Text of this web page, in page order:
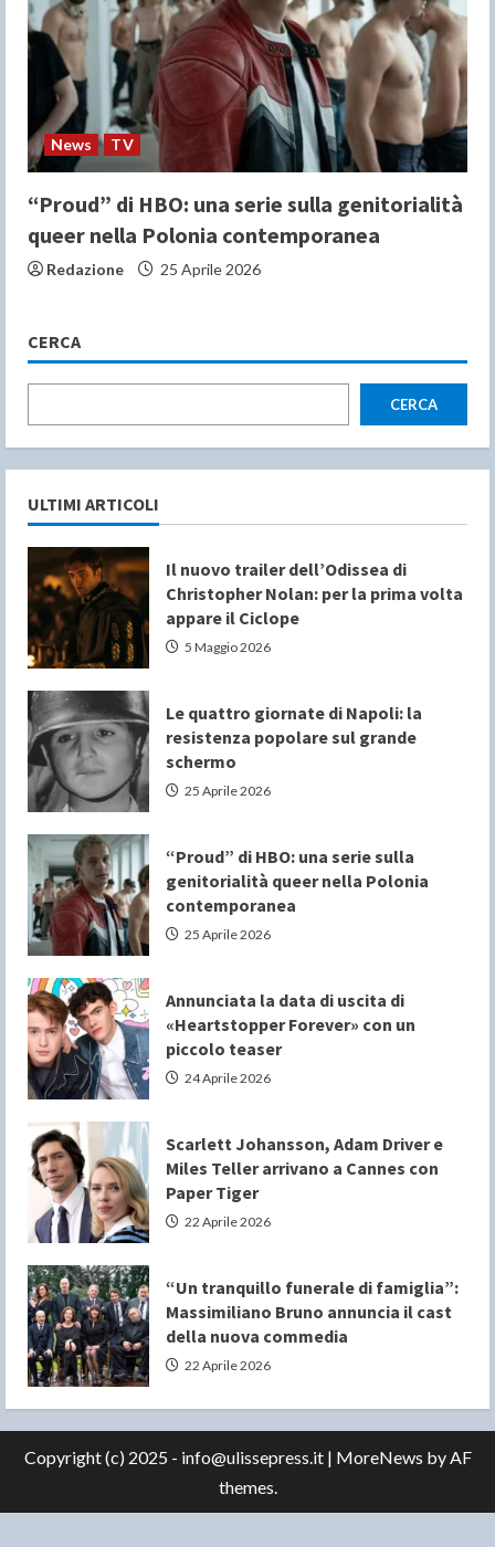
News TV
“Proud” di HBO: una serie sulla genitorialità
queer nella Polonia contemporanea
Redazione 25 Aprile 2026
CERCA
CERCA
ULTIMI ARTICOLI
Il nuovo trailer dell’Odissea di
Christopher Nolan: per la prima volta
appare il Ciclope
5 Maggio 2026
Le quattro giornate di Napoli: la
resistenza popolare sul grande
schermo
25 Aprile 2026
“Proud” di HBO: una serie sulla
genitorialità queer nella Polonia
contemporanea
25 Aprile 2026
Annunciata la data di uscita di
«Heartstopper Forever» con un
piccolo teaser
24 Aprile 2026
Scarlett Johansson, Adam Driver e
Miles Teller arrivano a Cannes con
Paper Tiger
22 Aprile 2026
“Un tranquillo funerale di famiglia”:
Massimiliano Bruno annuncia il cast
della nuova commedia
22 Aprile 2026
Copyright (c) 2025 - info@ulissepress.it | MoreNews by AF
themes.